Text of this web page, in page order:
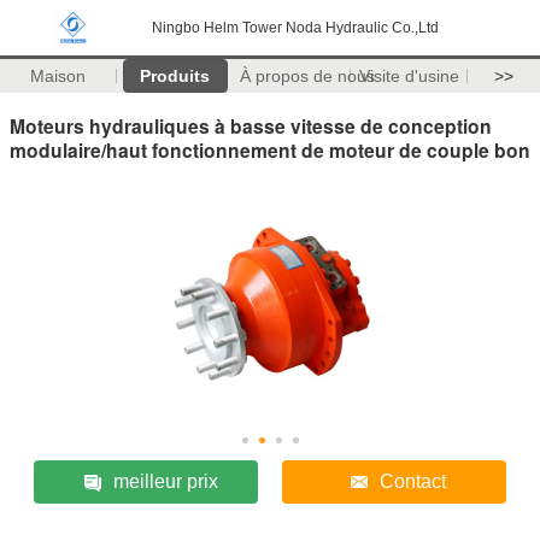
Ningbo Helm Tower Noda Hydraulic Co.,Ltd
Maison Produits À propos de nousVisite d'usine >>
Moteurs hydrauliques à basse vitesse de conception
modulaire/haut fonctionnement de moteur de couple bon
meilleur prix Contact